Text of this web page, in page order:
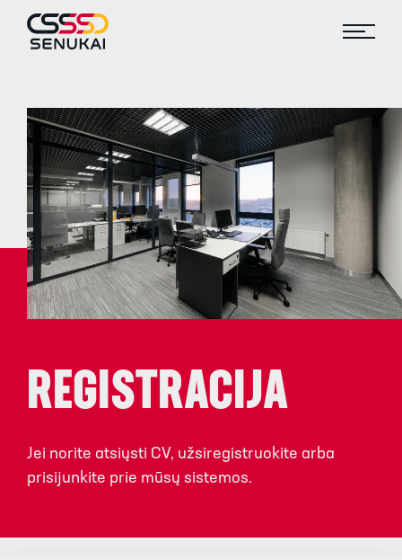
REGISTRACIJA
Jei norite atsiųsti CV, užsiregistruokite arba
prisijunkite prie mūsų sistemos.